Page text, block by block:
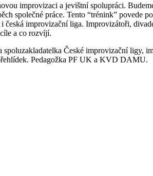
improvizaci a jevištní spolupráci.
společné práce. Tento “trénink”
improvizační liga. Improvizátoři,
a co rozvíjí.
České improvizační ligy,
Pedagožka PF UK a KVD DAMU.